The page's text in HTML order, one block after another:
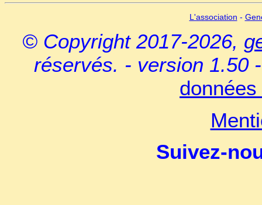
L'association -
© Copyright 2017-2026,
réservés. - version 1.50
Suivez-